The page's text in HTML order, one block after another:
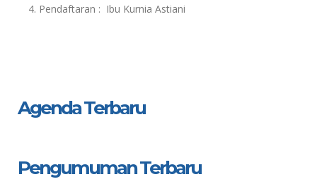
Pendaftaran : Ibu Kurnia Astiani
Agenda Terbaru
Pengumuman Terbaru